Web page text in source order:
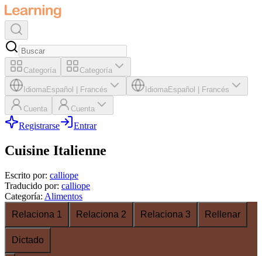
Categoría Categoría
IdiomaEspañol Francés IdiomaEspañol Francés
Cuenta Cuenta
Registrarse Entrar
Cuisine Italienne
Escrito por: calliope
Traducido por: calliope
Categoría: Alimentos
Relaciona 1
Relaciona 2 Relaciona 3 Rellenar
Dictado